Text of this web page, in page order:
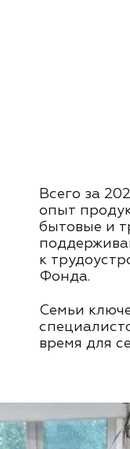
Всего за
опыт
бытовые и
к
Фонда.
Семьи
время для